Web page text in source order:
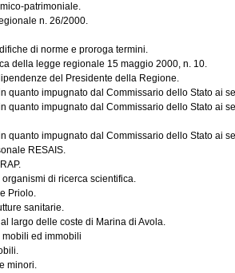
patrimoniale.
n. 26/2000.
di norme e proroga termini.
della legge regionale 15 maggio 2000, n. 10.
del Presidente della Regione.
quanto impugnato dal Commissario dello Stato ai
quanto impugnato dal Commissario dello Stato ai
quanto impugnato dal Commissario dello Stato ai
RESAIS.
di ricerca scientifica.
Priolo.
sanitarie.
largo delle coste di Marina di Avola.
ed immobili
minori.